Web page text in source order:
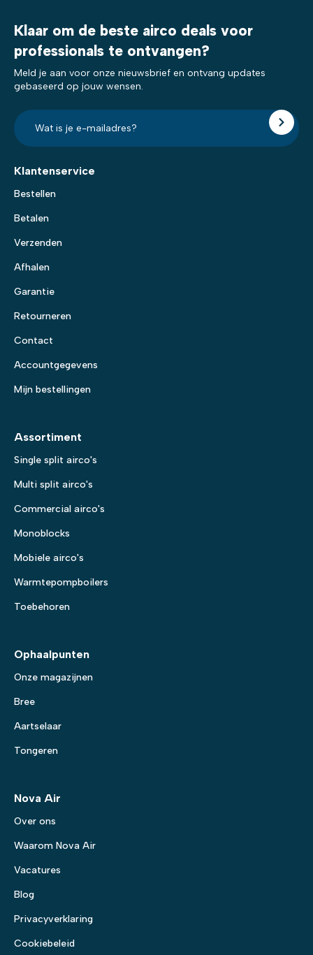
Klaar om de beste airco deals voor
professionals te ontvangen?
Meld je aan voor onze nieuwsbrief en ontvang updates
gebaseerd op jouw wensen.
E-
mailadres?
*
Klantenservice
Bestellen
Betalen
Verzenden
Afhalen
Garantie
Retourneren
Contact
Accountgegevens
Mijn bestellingen
Assortiment
Single split airco's
Multi split airco's
Commercial airco's
Monoblocks
Mobiele airco's
Warmtepompboilers
Toebehoren
Ophaalpunten
Onze magazijnen
Bree
Aartselaar
Tongeren
Nova Air
Over ons
Waarom Nova Air
Vacatures
Blog
Privacyverklaring
Cookiebeleid